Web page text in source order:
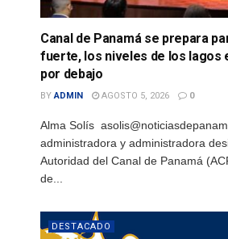
Canal de Panamá se prepara
fuerte, los niveles de los lagos
por debajo
BY ADMIN AGOSTO 5, 2026 0
Alma Solís
administradora y administradora
Autoridad del Canal de Panamá
de...
DESTACADO